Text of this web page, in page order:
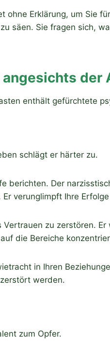
Erklärung, um Sie
säen. Sie fragen sich,
der
enthält gefürchtete
schlägt er härter zu.
berichten. Der
verunglimpft Ihre
zu zerstören.
die Bereiche
in Ihren
werden.
zum Opfer.